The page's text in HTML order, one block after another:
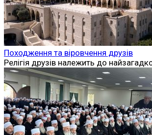
Походження та віровчення друзів
Релігія друзів належить до